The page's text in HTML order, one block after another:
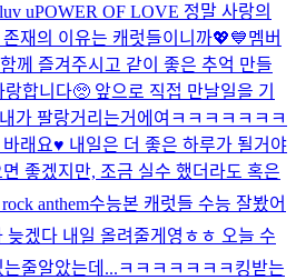
uPOWER OF LOVE 정말 사랑의
재의 이유는 캐럿들이니까💖💙멤버
께 즐겨주시고 같이 좋은 추억 만들
합니다🥺 앞으로 직접 만날일을 기
가 팔랑거리는거에여ㅋㅋㅋㅋㅋㅋㅋ
래요♥️ 내일은 더 좋은 하루가 될거야
좋겠지만, 조금 실수 했더라도 혹은
anthem수능본 캐럿들 수능 잘봤어
겠다 내일 올려줄게영ㅎㅎ 오늘 수
줄알았는데...ㅋㅋㅋㅋㅋㅋㅋ 킹받는